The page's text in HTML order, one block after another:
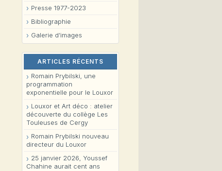
Presse 1977-2023
Bibliographie
Galerie d’images
ARTICLES RÉCENTS
Romain Prybilski, une
programmation
exponentielle pour le Louxor
Louxor et Art déco : atelier
découverte du collège Les
Touleuses de Cergy
Romain Prybilski nouveau
directeur du Louxor
25 janvier 2026, Youssef
Chahine aurait cent ans